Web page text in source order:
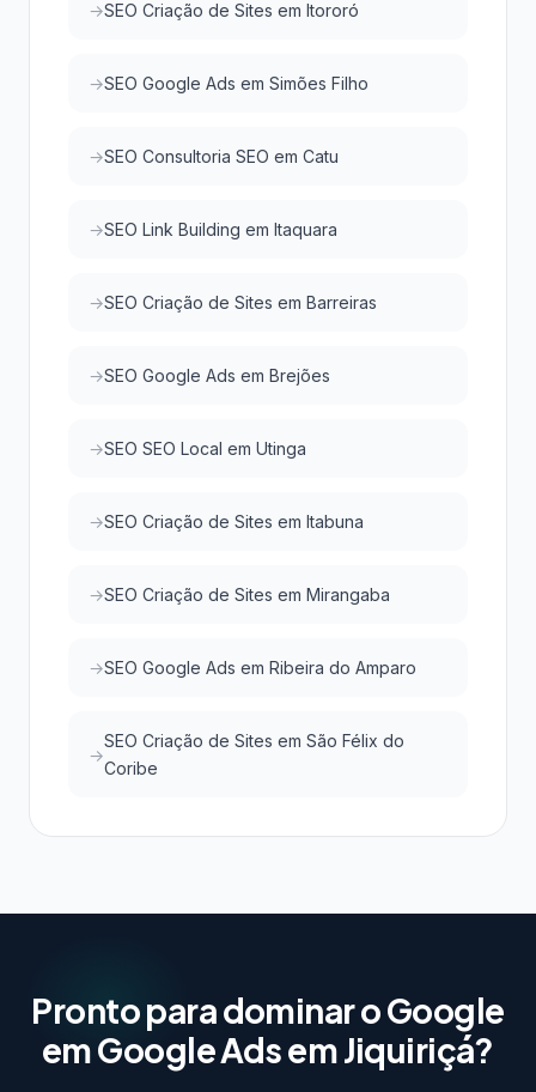
SEO Criação de Sites em Itororó
SEO Google Ads em Simões Filho
SEO Consultoria SEO em Catu
SEO Link Building em Itaquara
SEO Criação de Sites em Barreiras
SEO Google Ads em Brejões
SEO SEO Local em Utinga
SEO Criação de Sites em Itabuna
SEO Criação de Sites em Mirangaba
SEO Google Ads em Ribeira do Amparo
SEO Criação de Sites em São Félix do
Coribe
Pronto para dominar o Google
em Google Ads em Jiquiriçá?